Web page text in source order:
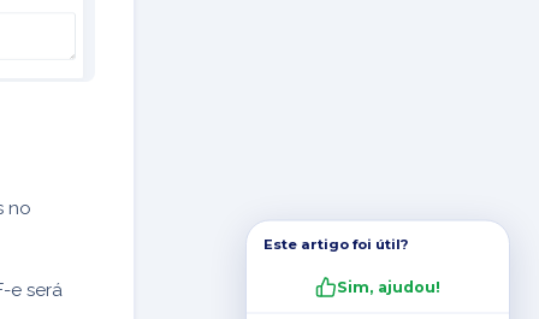
no
e será
Este artigo foi útil?
Sim, ajudou!